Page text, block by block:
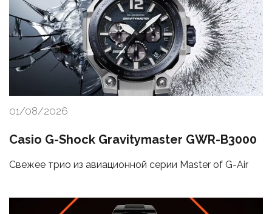
01/08/2026
Casio G-Shock Gravitymaster GWR-B3000
Свежее трио из авиационной серии Master of G-Air